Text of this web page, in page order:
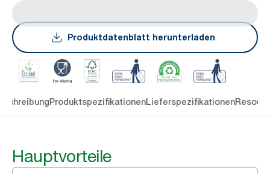
Produktdatenblatt herunterladen
ProduktspezifikationenLieferspezifikationen
Hauptvorteile